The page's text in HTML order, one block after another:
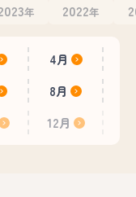
年 2022年
4月
8月
12月